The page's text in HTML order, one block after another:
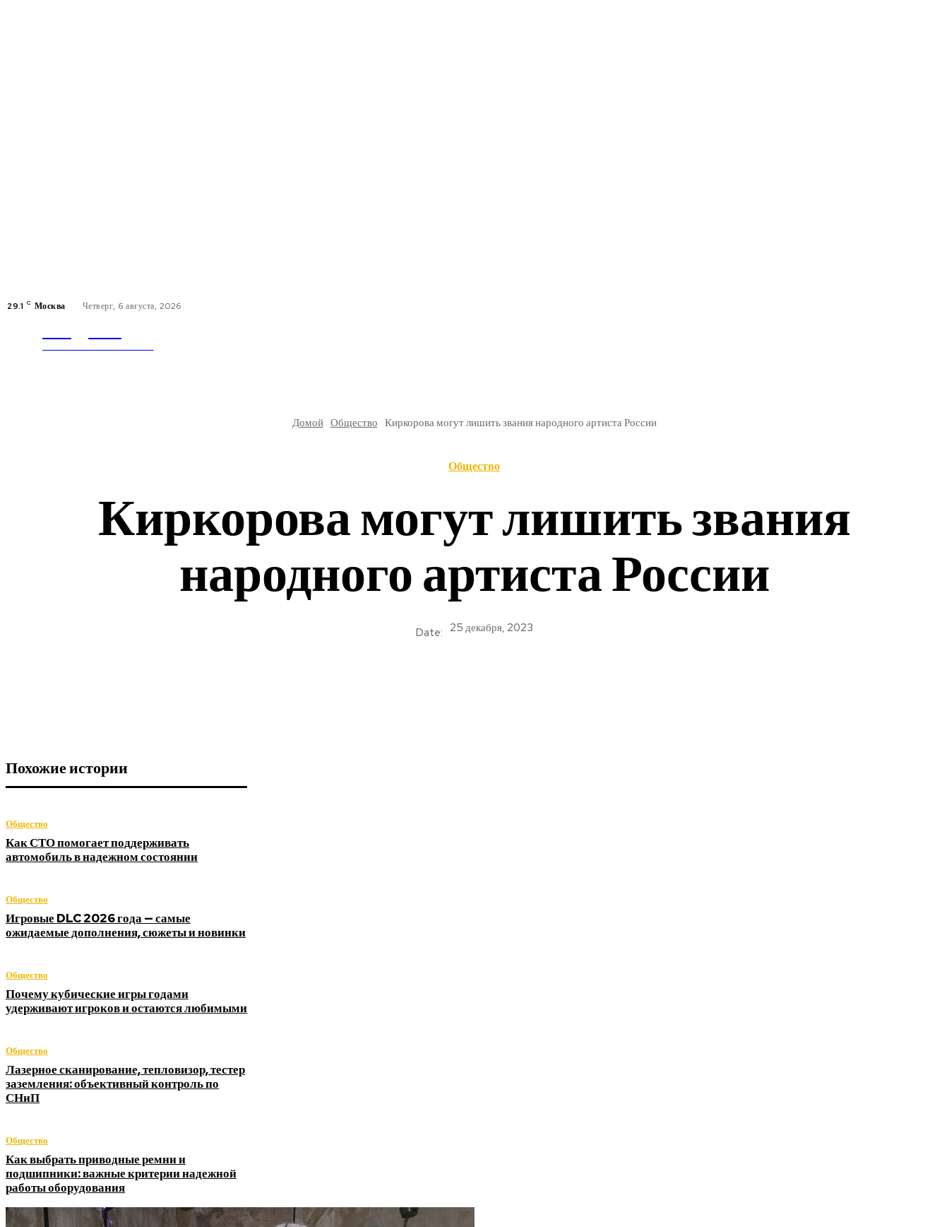
29.1 C Москва Четверг, 6 августа, 2026
Домой Общество Киркорова могут лишить звания народного артиста России
Общество
Киркорова могут лишить звания
народного артиста России
Date: 25 декабря, 2023
Похожие истории
Общество
Как СТО помогает поддерживать
автомобиль в надежном состоянии
Общество
Игровые DLC 2026 года — самые
ожидаемые дополнения, сюжеты и новинки
Общество
Почему кубические игры годами
удерживают игроков и остаются любимыми
Общество
Лазерное сканирование, тепловизор, тестер
заземления: объективный контроль по
СНиП
Общество
Как выбрать приводные ремни и
подшипники: важные критерии надежной
работы оборудования